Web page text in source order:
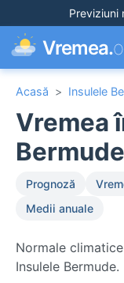
Previziuni
Vremea.
Acasă > Insulele
Vremea
Prognoză
Medii anuale
Normale
Insulele Bermude.